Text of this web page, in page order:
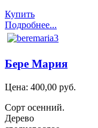
Купить
Подробнее...
Бере Мария
Цена: 400,00 руб.
Сорт осенний.
Дерево